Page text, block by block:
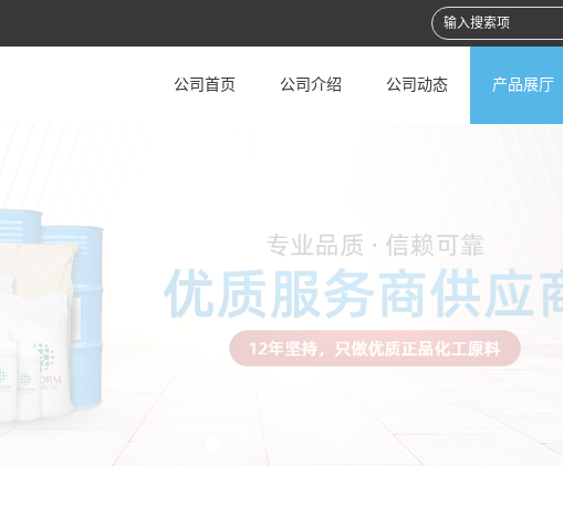
公司首页 公司介绍 公司动态 产品展厅